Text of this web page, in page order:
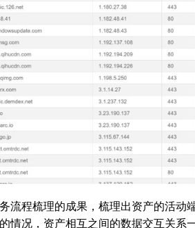
流程梳理的成果，梳理出资产的活动
情况，资产相互之间的数据交互关